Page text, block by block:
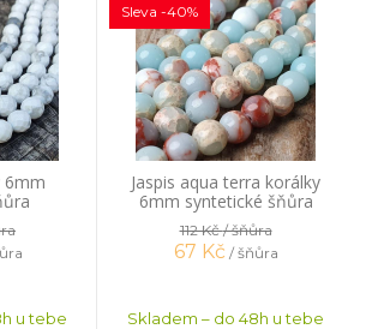
6mm
u tebe
Jaspis aqua terra korálky
6mm syntetické šňůra
Sleva -40%
112 Kč/ šňůra
67 Kč / šňůra
Skladem – do 48h u tebe